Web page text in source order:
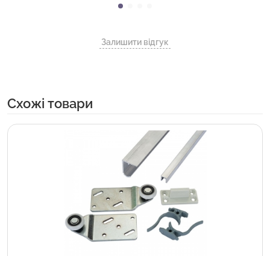
Залишити відгук
Cхожі товари